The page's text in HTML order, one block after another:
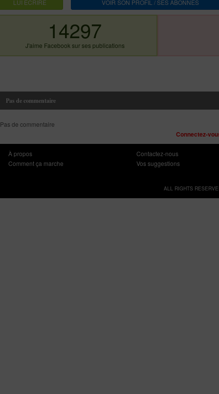
LUI ECRIRE VOIR SON PROFIL / SES ABONNES
14297
J'aime Facebook sur ses publications
Pas de commentaire
Pas de commentaire
Connectez-
À propos
Comment ça marche
Contactez-nous
Vos suggestions
ALL RIGHTS